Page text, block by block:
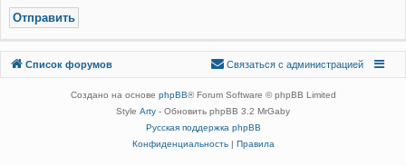
Список форумов
Связаться с
Связаться с администрацией
Создано на основе phpBB® Forum Software © phpBB Limited
Style Arty - Обновить phpBB 3.2 MrGaby
Русская поддержка phpBB
Конфиденциальность| Правила